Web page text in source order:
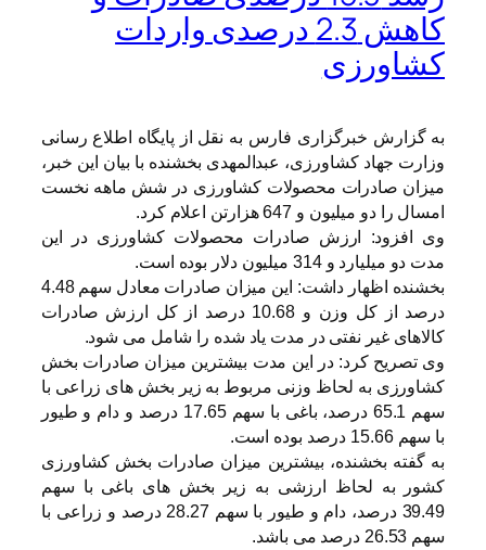
کاهش 2.3 درصدی واردات
کشاورزی
به گزارش خبرگزاری فارس به نقل از پایگاه اطلاع رسانی
وزارت جهاد کشاورزی، عبدالمهدی بخشنده با بیان این خبر،
میزان صادرات محصولات کشاورزی در شش ماهه نخست
امسال را دو میلیون و 647 هزارتن اعلام کرد.
وی افزود: ارزش صادرات محصولات کشاورزی در این
مدت دو میلیارد و 314 میلیون دلار بوده است.
بخشنده اظهار داشت: این میزان صادرات معادل سهم 4.48
درصد از کل وزن و 10.68 درصد از کل ارزش صادرات
کالاهای غیر نفتی در مدت یاد شده را شامل می شود.
وی تصریح کرد: در این مدت بیشترین میزان صادرات بخش
کشاورزی به لحاظ وزنی مربوط به زیر بخش های زراعی با
سهم 65.1 درصد، باغی با سهم 17.65 درصد و دام و طیور
با سهم 15.66 درصد بوده است.
به گفته بخشنده، بیشترین میزان صادرات بخش کشاورزی
کشور به لحاظ ارزشی به زیر بخش های باغی با سهم
39.49 درصد، دام و طیور با سهم 28.27 درصد و زراعی با
سهم 26.53 درصد می باشد.